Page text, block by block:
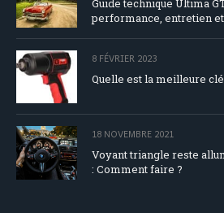
Guide technique Ultima
performance, entretien
8 FÉVRIER 2023
Quelle est la meilleure
18 NOVEMBRE 2021
Voyant triangle reste
: Comment faire ?